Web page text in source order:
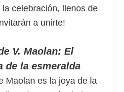
celebración, llenos de
a unirte!
V. Maolan: El
de la esmeralda
Maolan es la joya de la